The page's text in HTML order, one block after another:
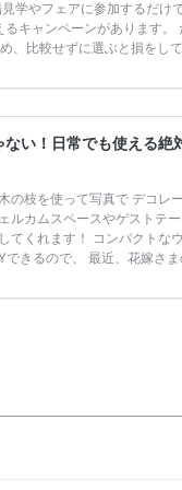
学やフェアに参加するだけ
キャンペーンがあります。
、比較せずに選ぶと損をし
ト：プラコレ、ゼクシィ、
か、体験型 […]続きを読む
い！日常でも使える絶
の枝を使って写真で デコレ
ルカムスペースやゲストテ
てくれます！ コンパクトな
きるので、 最近、花嫁さま
インスタサインとは、